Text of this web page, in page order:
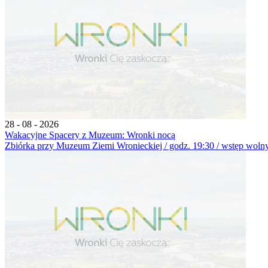
28 - 08 - 2026
Wakacyjne Spacery z Muzeum: Wronki nocą
Zbiórka przy Muzeum Ziemi Wronieckiej / godz. 19:30 / wstęp